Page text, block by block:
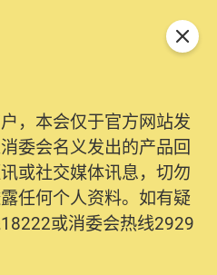
，本会仅于官方网站发
委会名义发出的产品回
或社交媒体讯息，切勿
任何个人资料。如有疑
或消委会热线2929
关闭